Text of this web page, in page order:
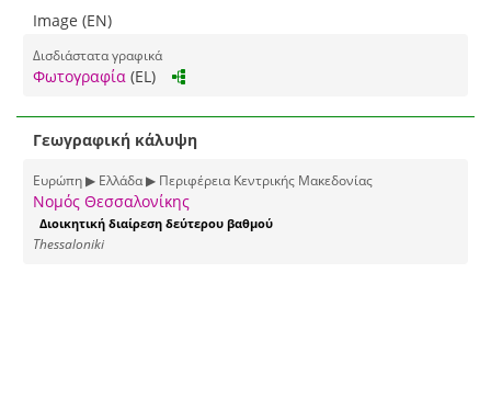
Image (EN)
Δισδιάστατα γραφικά
Φωτογραφία (EL)
Γεωγραφική κάλυψη
Ευρώπη ▶ Ελλάδα ▶ Περιφέρεια Κεντρικής Μακεδονίας
Νομός Θεσσαλονίκης
Διοικητική διαίρεση δεύτερου βαθμού
Thessaloniki